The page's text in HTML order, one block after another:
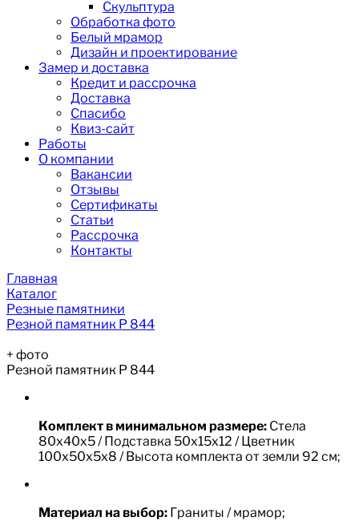
Скульптура
Обработка фото
Белый мрамор
Дизайн и проектирование
Замер и доставка
Кредит и рассрочка
Доставка
Спасибо
Квиз-сайт
Работы
О компании
Вакансии
Отзывы
Сертификаты
Статьи
Рассрочка
Контакты
Главная
Каталог
Резные памятники
Резной памятник Р 844
+ фото
Резной памятник Р 844
Комплект в минимальном размере: Стела
80х40х5 / Подставка 50х15х12 / Цветник
100х50х5х8 / Высота комплекта от земли 92 см;
Материал на выбор: Граниты / мрамор;